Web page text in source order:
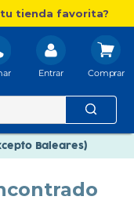
tienda favorita?
Entrar
Baleares)
Libre